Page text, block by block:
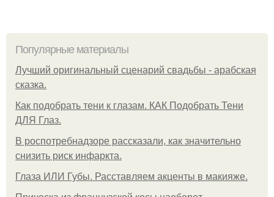
Популярные материалы
Лучший оригинальный сценарий свадьбы - арабская
сказка.
Как подобрать тени к глазам. КАК Подобрать Тени
ДЛЯ Глаз.
В роспотребнадзоре рассказали, как значительно
снизить риск инфаркта.
Глаза ИЛИ Губы. Расставляем акценты в макияже.